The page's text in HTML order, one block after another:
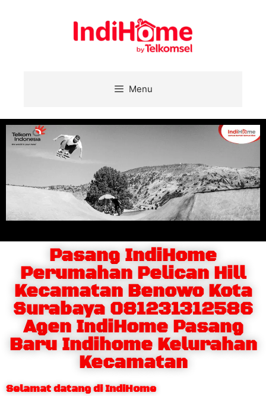
Menu
Pasang IndiHome
Perumahan Pelican Hill
Kecamatan Benowo Kota
Surabaya 081231312586
Agen IndiHome Pasang
Baru Indihome Kelurahan
Kecamatan
Selamat datang di IndiHome